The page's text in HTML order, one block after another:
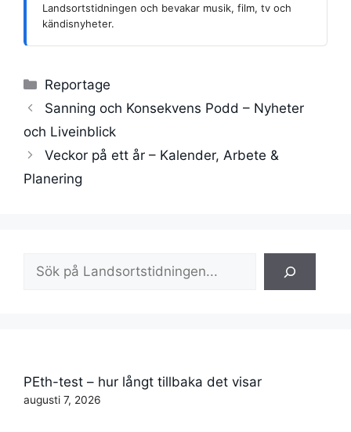
Landsortstidningen och bevakar musik, film, tv och
kändisnyheter.
Kategorier
Reportage
Sanning och Konsekvens Podd – Nyheter
och Liveinblick
Veckor på ett år – Kalender, Arbete &
Planering
Sök
PEth-test – hur långt tillbaka det visar
augusti 7, 2026